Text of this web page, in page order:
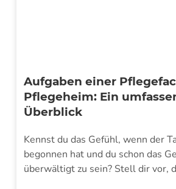
Aufgaben einer
Pflegeheim: Ein
Überblick
Kennst du das Gefühl, wenn der
begonnen hat und du schon das
überwältigt zu sein? Stell dir vor,